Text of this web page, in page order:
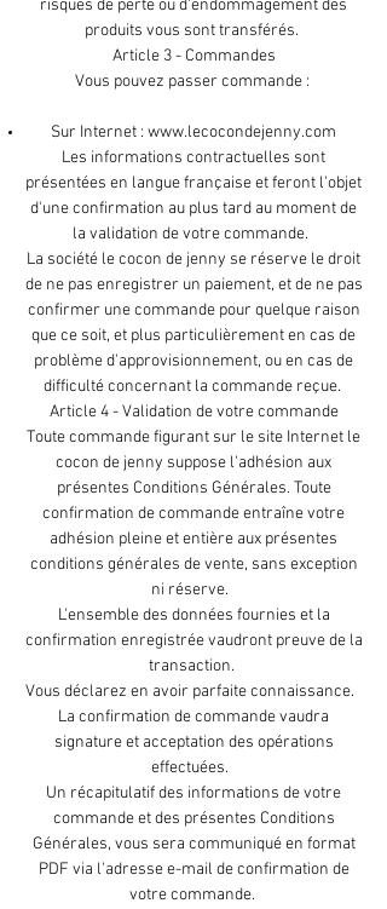
risques de perte ou d'endommagement des
produits vous sont transférés.
Article 3 - Commandes
Vous pouvez passer commande :
Sur Internet : www.lecocondejenny.com
Les informations contractuelles sont
présentées en langue française et feront l'objet
d'une confirmation au plus tard au moment de
la validation de votre commande.
La société le cocon de jenny se réserve le droit
de ne pas enregistrer un paiement, et de ne pas
confirmer une commande pour quelque raison
que ce soit, et plus particulièrement en cas de
problème d'approvisionnement, ou en cas de
difficulté concernant la commande reçue.
Article 4 - Validation de votre commande
Toute commande figurant sur le site Internet le
cocon de jenny suppose l'adhésion aux
présentes Conditions Générales. Toute
confirmation de commande entraîne votre
adhésion pleine et entière aux présentes
conditions générales de vente, sans exception
ni réserve.
L'ensemble des données fournies et la
confirmation enregistrée vaudront preuve de la
transaction.
Vous déclarez en avoir parfaite connaissance.
La confirmation de commande vaudra
signature et acceptation des opérations
effectuées.
Un récapitulatif des informations de votre
commande et des présentes Conditions
Générales, vous sera communiqué en format
PDF via l'adresse e-mail de confirmation de
votre commande.